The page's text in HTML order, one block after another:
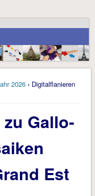
2026› Digitalflanieren
Gallo-
Est